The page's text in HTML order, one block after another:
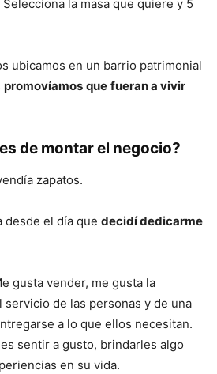
Selecciona la masa que quiere y 5
ubicamos en un barrio patrimonial
promovíamos que fueran a vivir
de montar el negocio?
zapatos.
desde el día que decidí dedicarme
gusta vender, me gusta la
de las personas y de una
a lo que ellos necesitan.
sentir a gusto, brindarles algo
en su vida.